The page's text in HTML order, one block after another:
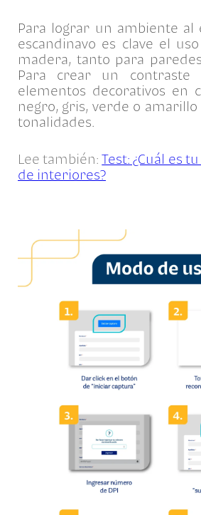
Para lograr un ambiente al
escandinavo es clave el
madera, tanto para
Para crear un contraste
elementos decorativos en
negro, gris, verde o
tonalidades.
Lee también: Test: ¿Cuál es
de interiores?